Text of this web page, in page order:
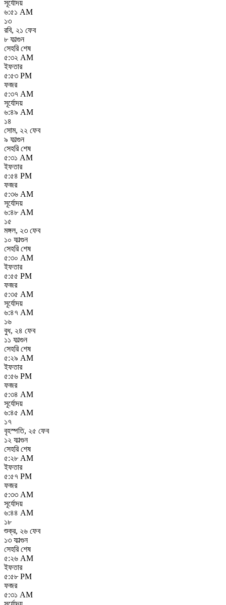
সূর্যোদয়
৬:৫১ AM
১৩
রবি, ২১ ফেব
৮ ফাল্গুন
সেহরি শেষ
৫:৩২ AM
ইফতার
৫:৫৩ PM
ফজর
৫:৩৭ AM
সূর্যোদয়
৬:৪৯ AM
১৪
সোম, ২২ ফেব
৯ ফাল্গুন
সেহরি শেষ
৫:৩১ AM
ইফতার
৫:৫৪ PM
ফজর
৫:৩৬ AM
সূর্যোদয়
৬:৪৮ AM
১৫
মঙ্গল, ২৩ ফেব
১০ ফাল্গুন
সেহরি শেষ
৫:৩০ AM
ইফতার
৫:৫৫ PM
ফজর
৫:৩৫ AM
সূর্যোদয়
৬:৪৭ AM
১৬
বুধ, ২৪ ফেব
১১ ফাল্গুন
সেহরি শেষ
৫:২৯ AM
ইফতার
৫:৫৬ PM
ফজর
৫:৩৪ AM
সূর্যোদয়
৬:৪৫ AM
১৭
বৃহস্পতি, ২৫ ফেব
১২ ফাল্গুন
সেহরি শেষ
৫:২৮ AM
ইফতার
৫:৫৭ PM
ফজর
৫:৩৩ AM
সূর্যোদয়
৬:৪৪ AM
১৮
শুক্র, ২৬ ফেব
১৩ ফাল্গুন
সেহরি শেষ
৫:২৬ AM
ইফতার
৫:৫৮ PM
ফজর
৫:৩১ AM